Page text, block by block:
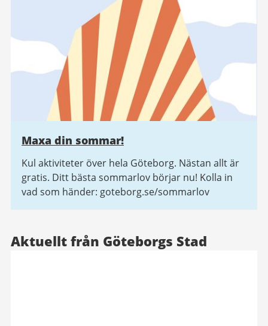
Maxa din sommar!
Kul aktiviteter över hela Göteborg. Nästan allt är
gratis. Ditt bästa sommarlov börjar nu! Kolla in
vad som händer: goteborg.se/sommarlov
Aktuellt från Göteborgs Stad